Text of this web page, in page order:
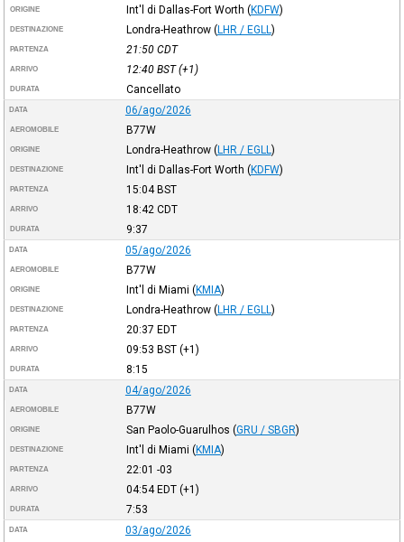
ORIGINE Int'l di Dallas-Fort Worth (KDFW)
DESTINAZIONE Londra-Heathrow (LHR / EGLL )
PARTENZA 21:50 CDT
ARRIVO 12:40 BST(+1)
DURATA Cancellato
DATA 06/ago/2026
AEROMOBILE B77W
ORIGINE Londra-Heathrow (LHR / EGLL )
DESTINAZIONE Int'l di Dallas-Fort Worth (KDFW)
PARTENZA 15:04BST
ARRIVO 18:42 CDT
DURATA 9:37
DATA 05/ago/2026
AEROMOBILE B77W
ORIGINE Int'l di Miami (KMIA)
DESTINAZIONE Londra-Heathrow (LHR / EGLL )
PARTENZA 20:37 EDT
ARRIVO 09:53 BST(+1)
DURATA 8:15
DATA 04/ago/2026
AEROMOBILE B77W
ORIGINE San Paolo-Guarulhos (GRU / SBGR)
DESTINAZIONE Int'l di Miami (KMIA)
PARTENZA 22:01 -03
ARRIVO 04:54EDT(+1)
DURATA 7:53
DATA 03/ago/2026